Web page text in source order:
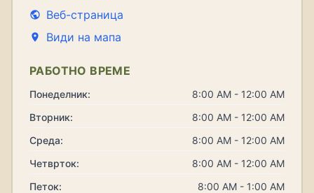
Веб-страница
Види на мапа
РАБОТНО ВРЕМЕ
Понеделник:
8:00 AM - 12:00 AM
Вторник:
8:00 AM - 12:00 AM
Среда:
8:00 AM - 12:00 AM
Четврток:
8:00 AM - 12:00 AM
Петок:
8:00 AM - 1:00 AM